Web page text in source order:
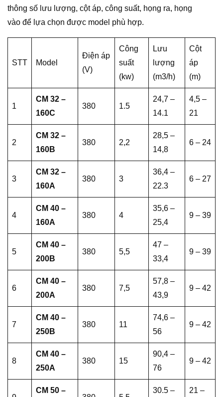
thông số lưu lượng, cột áp, công suất, họng ra, họng
vào để lựa chọn được model phù hợp.
STT Model
Điện áp
(V)
Công
suất
(kw)
Lưu
lượng
(m3/h)
Cột
áp
(m)
1
CM 32 –
160C
380 1.5
24,7 –
14.1
4,5 –
21
2
CM 32 –
160B
380 2,2
28,5 –
14,8
6 – 24
3
CM 32 –
160A
380 3
36,4 –
22.3
6 – 27
4
CM 40 –
160A
380 4
35,6 –
25,4
9 – 39
5
CM 40 –
200B
380 5,5
47 –
33,4
9 – 39
6
CM 40 –
200A
380 7,5
57,8 –
43,9
9 – 42
7
CM 40 –
250B
380 11
74,6 –
56
9 – 42
8
CM 40 –
250A
380 15
90,4 –
76
9 – 42
CM 50 –
30.5 – 21 –